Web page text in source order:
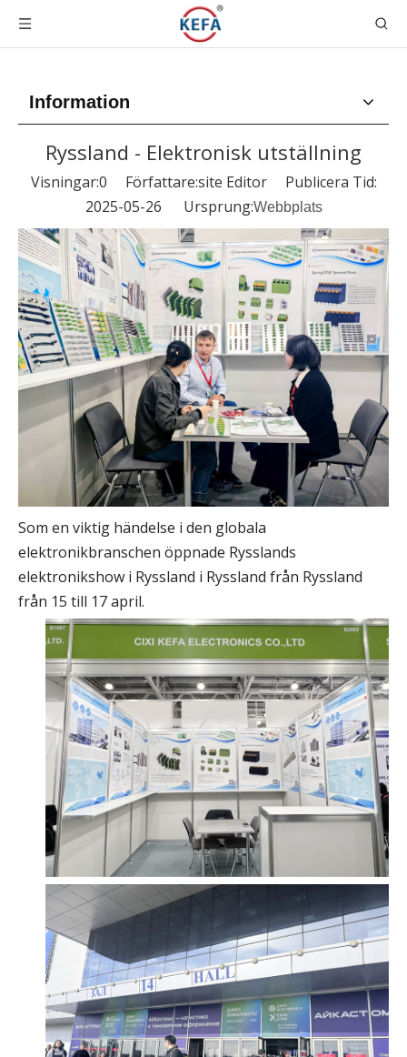
Information
Ryssland - Elektronisk utställning
Visningar:0 Författare:site Editor Publicera Tid:
2025-05-26 Ursprung:Webbplats
Som en viktig händelse i den globala
elektronikbranschen öppnade Rysslands
elektronikshow i Ryssland i Ryssland från Ryssland
från 15 till 17 april.